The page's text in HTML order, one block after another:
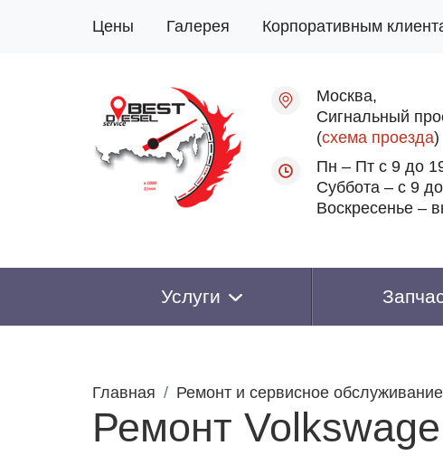
Цены Галерея Корпоративным
Москва,
Сигнальный
(схема проезда)
Пн – Пт с 9 до
Суббота – с 9
Воскресенье –
Услуги
Главная Ремонт и сервисное обслуживание
Ремонт